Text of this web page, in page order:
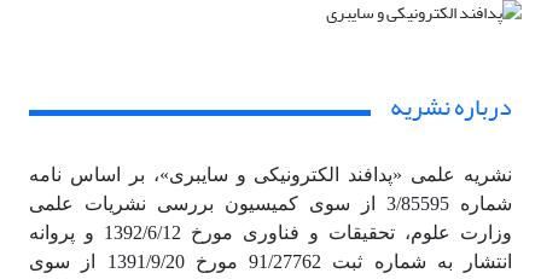
درباره نشریه
نشریه علمی «پدافند الکترونیکی و سایبری»، بر اساس نامه
شماره 3/85595 از سوی کمیسیون بررسی نشریات علمی
وزارت علوم، تحقیقات و فناوری مورخ 1392/6/12 و پروانه
انتشار به شماره ثبت 91/27762 مورخ 1391/9/20 از سوی